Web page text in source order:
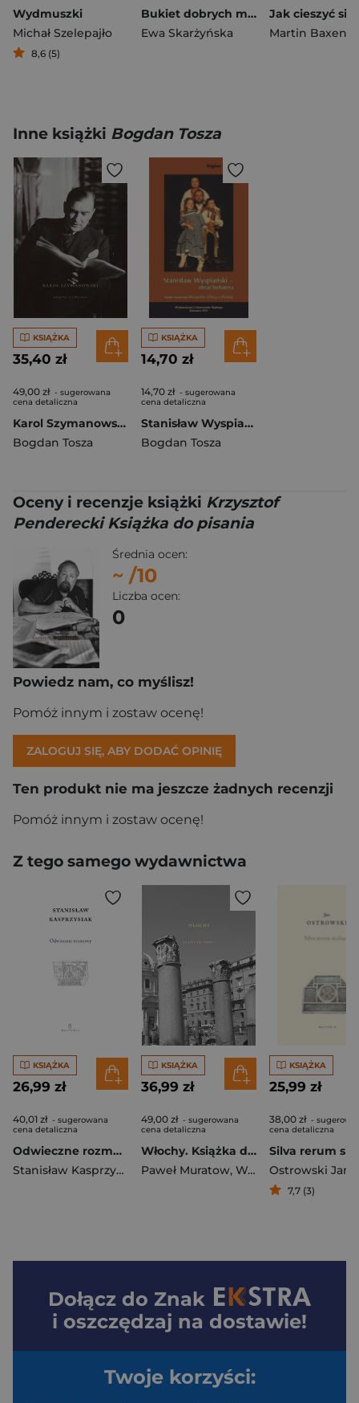
Wydmuszki
Michał Szelepajło
8,6 (5)
Bukiet dobrych myśli - z okazji imienin
Ewa Skarżyńska
Martin
Inne książki Bogdan Tosza
KSIĄŻKA
35,40 zł
49,00 zł - sugerowana
cena detaliczna
Karol Szymanowski Książka do pisania
Bogdan Tosza
KSIĄŻKA
14,70 zł
14,70 zł - sugerowana
cena detaliczna
Stanisław Wyspiański obraz bohatera
Bogdan Tosza
Oceny i recenzje książki Krzysztof
Penderecki Książka do pisania
Średnia ocen:
~ /10
Liczba ocen:
0
Powiedz nam, co myślisz!
Pomóż innym i zostaw ocenę!
ZALOGUJ SIĘ, ABY DODAĆ OPINIĘ
Ten produkt nie ma jeszcze żadnych recenzji
Pomóż innym i zostaw ocenę!
Z tego samego wydawnictwa
KSIĄŻKA
26,99 zł
40,01 zł - sugerowana
cena detaliczna
Odwieczne rozmowy
Stanisław Kasprzysiak
KSIĄŻKA
36,99 zł
49,00 zł - sugerowana
cena detaliczna
Włochy. Książka do pisania
Paweł Muratow, Wojciech Plewiński
KSIĄŻKA
25,99 zł
38,00 zł -
cena detaliczna
Ostrowski Jan
7,7 (3)
Dołącz do Znak
i oszczędzaj na dostawie!
Twoje korzyści: